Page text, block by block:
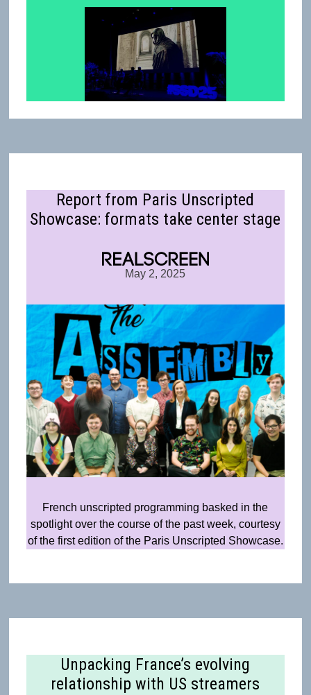
Report from Paris Unscripted
Showcase: formats take center stage
May 2, 2025
French unscripted programming basked in the
spotlight over the course of the past week, courtesy
of the first edition of the Paris Unscripted Showcase.
Unpacking France’s evolving
relationship with US streamers